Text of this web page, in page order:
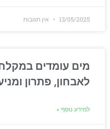
13/05/2025 אין תגובות
מים עומדים
לאבחון, פתרון
למידע נוסף »